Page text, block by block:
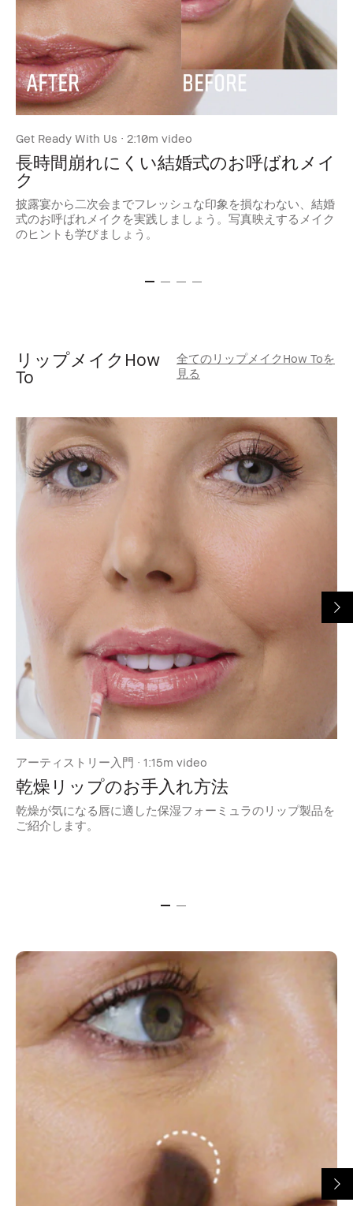
Get Ready With Us · 2:10m video
長時間崩れにくい結婚式のお呼ばれメイ
ク
披露宴から二次会までフレッシュな印象を損なわない、結婚
式のお呼ばれメイクを実践しましょう。写真映えするメイク
のヒントも学びましょう。
リップメイクHow
To
全てのリップメイクHow Toを
見る
アーティストリー入門 · 1:15m video
乾燥リップのお手入れ方法
乾燥が気になる唇に適した保湿フォーミュラのリップ製品を
ご紹介します。